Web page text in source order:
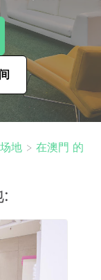
地 > 在澳門 的